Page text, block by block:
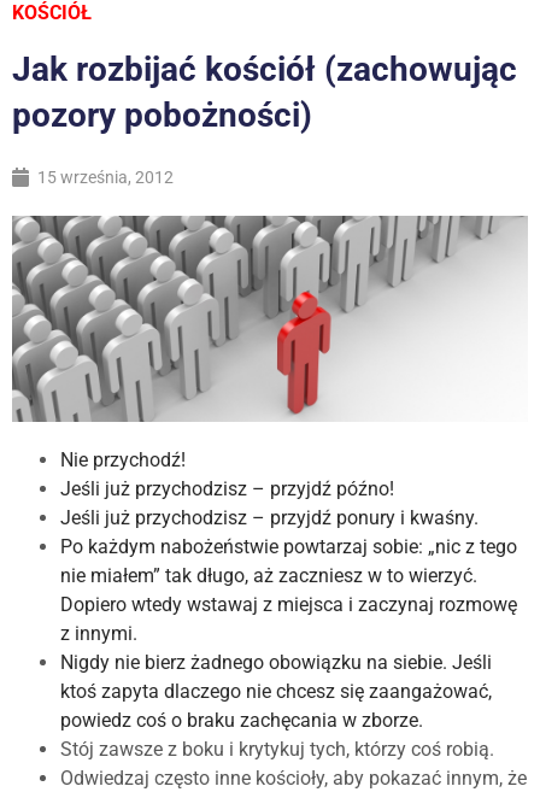
KOŚCIÓŁ
Jak rozbijać kościół (zachowując
pozory pobożności)
15 września, 2012
Nie przychodź!
Jeśli już przychodzisz – przyjdź późno!
Jeśli już przychodzisz – przyjdź ponury i kwaśny.
Po każdym nabożeństwie powtarzaj sobie: „nic z tego
nie miałem” tak długo, aż zaczniesz w to wierzyć.
Dopiero wtedy wstawaj z miejsca i zaczynaj rozmowę
z innymi.
Nigdy nie bierz żadnego obowiązku na siebie. Jeśli
ktoś zapyta dlaczego nie chcesz się zaangażować,
powiedz coś o braku zachęcania w zborze.
Stój zawsze z boku i krytykuj tych, którzy coś robią.
Odwiedzaj często inne kościoły, aby pokazać innym, że